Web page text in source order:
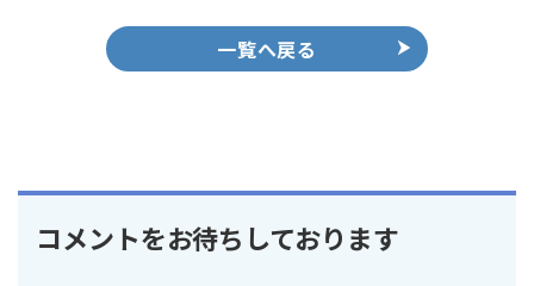
一覧へ戻る
コメントをお待ちしております